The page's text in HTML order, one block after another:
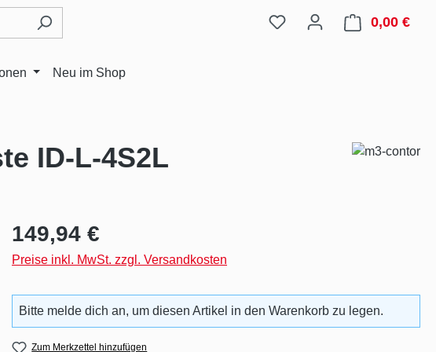
0,00 €
Neu im Shop
ID-L-4S2L
Regulärer Preis:
149,94 €
Preise inkl. MwSt. zzgl. Versandkosten
Bitte melde dich an, um diesen Artikel in den Warenkorb zu legen.
Zum Merkzettel hinzufügen